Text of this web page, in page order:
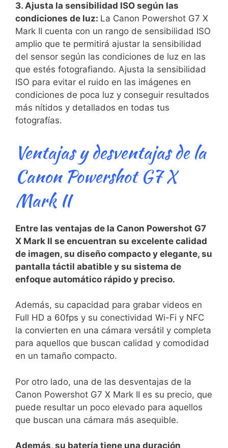
3. Ajusta la sensibilidad ISO según las
condiciones de luz: La ⁤Canon Powershot G7 X
Mark ⁣II ⁢cuenta con un rango de sensibilidad ISO
amplio que te permitirá ajustar​ la sensibilidad
del sensor según las condiciones de luz en las
que estés fotografiando. Ajusta la sensibilidad
ISO‌ para evitar el ruido en las imágenes en
condiciones de poca luz‍ y conseguir ⁤resultados
más nítidos y detallados en todas tus
fotografías.
Ventajas ⁢y desventajas de ‍la
⁣Canon Powershot⁤ G7 X
Mark⁣ II
Entre ⁤las ventajas de la Canon Powershot G7
X Mark⁤ II se ⁤encuentran su ‍excelente calidad
de imagen, ​su ‌diseño ⁤compacto ‍y elegante, su
pantalla​ táctil abatible y su sistema de⁢
enfoque automático ⁢rápido ⁣y preciso.
Además, su capacidad para grabar ​videos en ​
Full HD a 60fps​ y su conectividad Wi-Fi y NFC
la convierten en una ⁢cámara versátil ​y completa
para aquellos que buscan‌ calidad y comodidad
en un tamaño compacto.
Por otro lado, una de las desventajas de la
Canon ⁢Powershot G7 X Mark II es su precio, que​
puede resultar un poco elevado ‍para aquellos
que‍ buscan​ una cámara más asequible. ‌
Además, ⁤su batería tiene una duración